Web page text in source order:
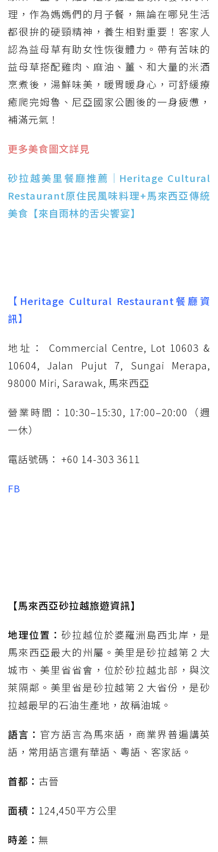
理，作為媽媽們的月子餐，無論在哪兒生活
都很拚的硬頸精神，養生相對重要！客家人
認為益母草有助女性恢復體力。帶有苦味的
益母草搭配雞肉、麻油、薑、和大量的米酒
烹煮後，湯鮮味美，暖胃暖身心，可舒緩療
癒爬完姆魯、尼亞國家公園後的一身疲憊，
補滿元氣！
更多美食圖文詳見
砂拉越美里餐廳推薦│Heritage Cultural
Restaurant原住民風味料理+馬來西亞傳統
美食【來自雨林的舌尖饗宴】
【 Heritage Cultural Restaurant餐廳資
訊】
地址： Commercial Centre, Lot 10603 &
10604, Jalan Pujut 7, Sungai Merapa,
98000 Miri, Sarawak, 馬來西亞
營業時間：10:30–15:30, 17:00–20:00（週
一休）
電話號碼： +60 14-303 3611
FB
【馬來西亞砂拉越旅遊資訊】
地理位置： 砂拉越位於婆羅洲島西北岸，是
馬來西亞最大的州屬。美里是砂拉越第２大
城市、美里省省會，位於砂拉越北部，與汶
萊隔鄰。美里省是砂拉越第２大省份，是砂
拉越最早的石油生產地，故稱油城。
語言： 官方語言為馬來語，商業界普遍講英
語，常用語言還有華語、粵語、客家話。
首都： 古晉
面積： 124,450平方公里
時差： 無